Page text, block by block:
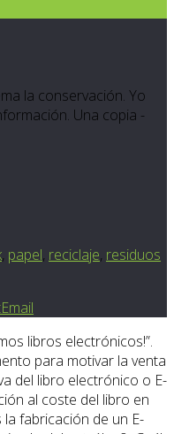
la conservación. Yo
Una copia -
, papel, reciclaje, residuos
Email
libros electrónicos!”.
para motivar la venta
del libro electrónico o E-
al coste del libro en
fabricación de un E-